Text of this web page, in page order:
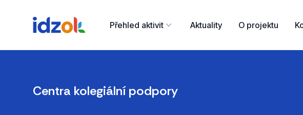
Přehled aktivit Aktuality O projektu
Centra kolegiální podpory